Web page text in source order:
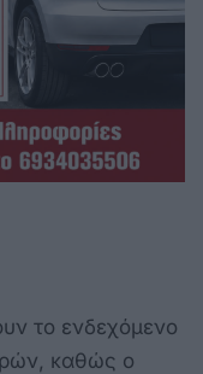
το ενδεχόμενο
καθώς ο